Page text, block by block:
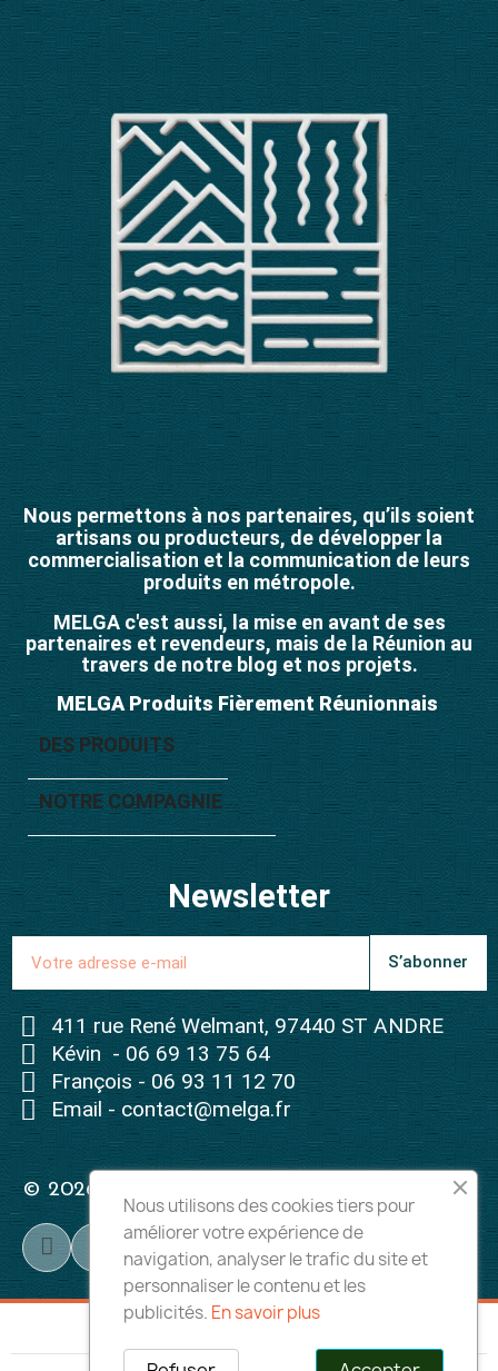
DES PRODUITS
NOTRE COMPAGNIE
Nous permettons à nos partenaires, qu’ils soient
artisans ou producteurs, de développer la
commercialisation et la communication de leurs
produits en métropole.
MELGA c'est aussi, la mise en avant de ses
partenaires et revendeurs, mais de la Réunion au
travers de notre blog et nos projets.
MELGA Produits Fièrement Réunionnais
Newsletter
S’abonner
411 rue René Welmant, 97440 ST ANDRE
Kévin - 06 69 13 75 64
François - 06 93 11 12 70
Email - contact@melga.fr
© 2026 - Tous droits réservés à Melga
Nous utilisons des cookies tiers pour
améliorer votre expérience de
navigation, analyser le trafic du site et
personnaliser le contenu et les
publicités. En savoir plus